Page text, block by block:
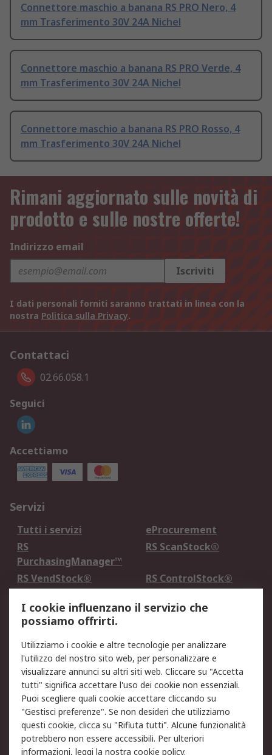
Connettore maschio a banana RS PRO Nero, 4
mm Trasferimento 30V 24A Nichel
Connettore maschio a banana RS PRO Verde, 4
mm Trasferimento 30V 24A Nichel
Connettore maschio a banana RS PRO Rosso, 4
mm Trasferimento 30V 24A Nichel
Rimani aggiornato sulle novità di
prodotto e sulle nostre offerte!
Indirizzo email
Iscriviti
I dati personali forniti saranno trattati in linea con la
nostra Politica sulla Privacy.
Contattaci
02.66.058.1
Seguici
Accettiamo
Servizi
Tutti i servizi
eProcurement
RS
PurchasingManager™
RS ScanStock®
RS VendStock®
RS ControlStock®
Legale
Informativa Cookie
Informativa Privacy -
Aggiornata
Email Security
Termini d'uso
Condizioni di vendita
Condizioni generali di
servizio
Etica e responsabilità
I cookie influenzano il servizio che
possiamo offrirti.
Utilizziamo i cookie e altre tecnologie per analizzare
l'utilizzo del nostro sito web, per personalizzare e
visualizzare annunci su altri siti web. Cliccare su "Accetta
tutti" significa accettare l'uso dei cookie non essenziali.
Puoi scegliere quali cookie accettare cliccando su
"Gestisci preferenze". Se non desideri che utilizziamo
questi cookie, clicca su "Rifiuta tutti". Alcune funzionalità
potrebbero non essere accessibili. Per ulteriori
informazioni, leggi la nostra cookie policy.